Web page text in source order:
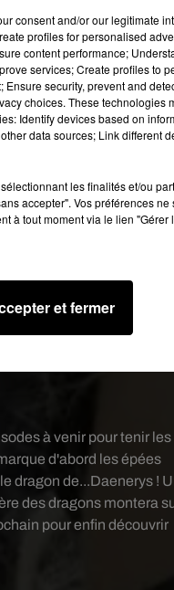
à venir pour tenir les
d'abord les épées
le dragon de...Daenerys !
des dragons montera
pour enfin découvrir
consent and/or our legitimate
profiles for personalised
content performance;
services; Create profiles to
security, prevent and
choices. These technologies
Identify devices based on
data sources; Link different
les finalités et/ou
accepter". Vos préférences
à tout moment via le lien "Gérer
et fermer